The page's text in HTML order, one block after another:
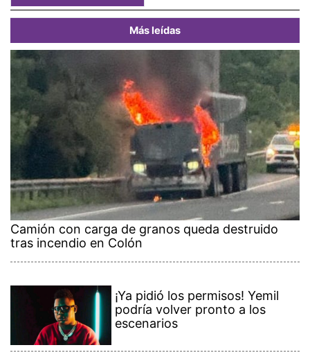
Más leídas
Camión con carga de granos queda destruido
tras incendio en Colón
¡Ya pidió los permisos! Yemil
podría volver pronto a los
escenarios